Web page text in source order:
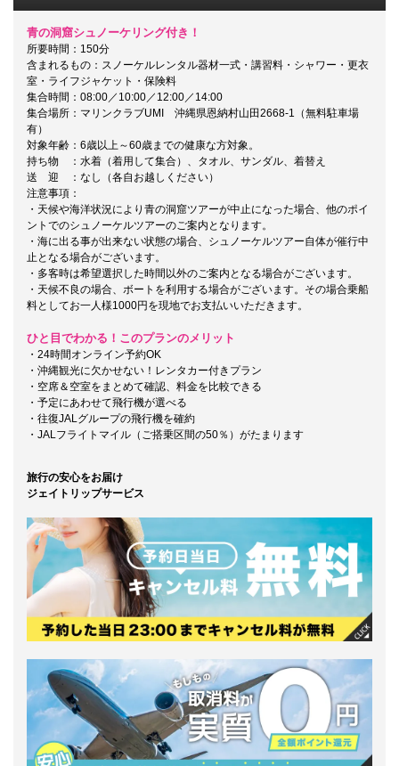
青の洞窟シュノーケリング付き！
所要時間：150分
含まれるもの：スノーケルレンタル器材一式・講習料・シャワー・更衣
室・ライフジャケット・保険料
集合時間：08:00／10:00／12:00／14:00
集合場所：マリンクラブUMI 沖縄県恩納村山田2668-1（無料駐車場
有）
対象年齢：6歳以上～60歳までの健康な方対象。
持ち物 ：水着（着用して集合）、タオル、サンダル、着替え
送 迎 ：なし（各自お越しください）
注意事項：
・天候や海洋状況により青の洞窟ツアーが中止になった場合、他のポイ
ントでのシュノーケルツアーのご案内となります。
・海に出る事が出来ない状態の場合、シュノーケルツアー自体が催行中
止となる場合がございます。
・多客時は希望選択した時間以外のご案内となる場合がございます。
・天候不良の場合、ボートを利用する場合がございます。その場合乗船
料としてお一人様1000円を現地でお支払いいただきます。
ひと目でわかる！このプランのメリット
・24時間オンライン予約OK
・沖縄観光に欠かせない！レンタカー付きプラン
・空席＆空室をまとめて確認、料金を比較できる
・予定にあわせて飛行機が選べる
・往復JALグループの飛行機を確約
・JALフライトマイル（ご搭乗区間の50％）がたまります
旅行の安心をお届け
ジェイトリップサービス